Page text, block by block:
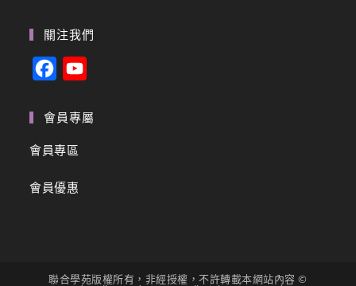
關注我們
c
e
o
u
會員專屬
會員專區
會員優惠
聯合學苑版權所有，非經授權，不許轉載本網站內容 ©